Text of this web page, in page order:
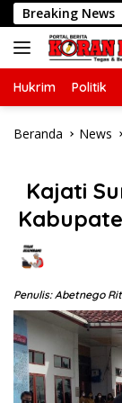
Langsung
ke
konten
Breaking News
ke-81 Republik
Hukrim Politik
Beranda News
Kajati
Penulis: Abetnego